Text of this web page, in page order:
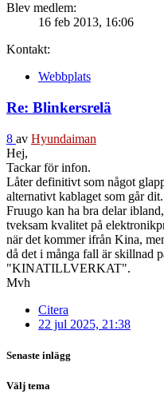
Blev medlem:
16 feb 2013, 16:06
Kontakt:
Webbplats
Re: Blinkersrelä
8 av Hyundaiman
Hej,
Tackar för infon.
Låter definitivt som något
alternativt kablaget som går
Fruugo kan ha bra delar
tveksam kvalitet på
när det kommer ifrån Kina,
då det i många fall är skillnad
"KINATILLVERKAT".
Mvh
Citera
22 jul 2025, 21:38
Senaste inlägg
Välj tema